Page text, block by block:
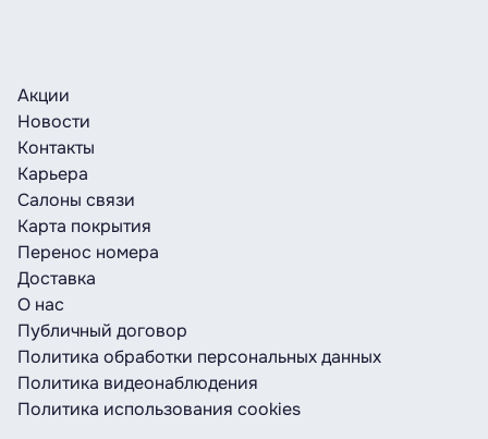
Акции
Новости
Контакты
Карьера
Салоны связи
Карта покрытия
Перенос номера
Доставка
О нас
Публичный договор
Политика обработки персональных данных
Политика видеонаблюдения
Политика использования cookies